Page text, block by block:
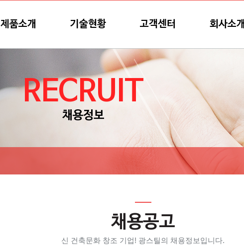
제품소개 기술현황 고객센터 회사소개
RECRUIT
채용정보
채용공고
신 건축문화 창조 기업! 광스틸의 채용정보입니다.